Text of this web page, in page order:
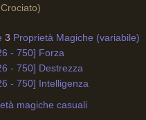
3 Proprietà Magiche (variabile)
- 750] Forza
- 750] Destrezza
- 750] Intelligenza
magiche casuali